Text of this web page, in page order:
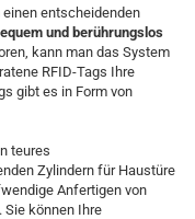
entscheidenden
und berührungslos
kann man das System
RFID-Tags Ihre
gibt es in Form von
teures
Zylindern für Haustüre
Anfertigen von
können Ihre